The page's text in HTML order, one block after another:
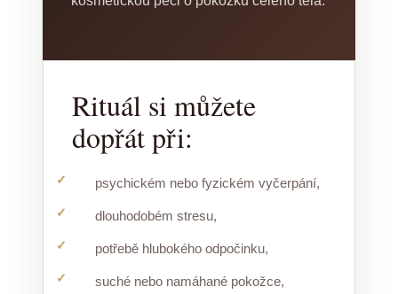
Rituál si můžete
dopřát při:
psychickém nebo fyzickém vyčerpání,
dlouhodobém stresu,
potřebě hlubokého odpočinku,
suché nebo namáhané pokožce,